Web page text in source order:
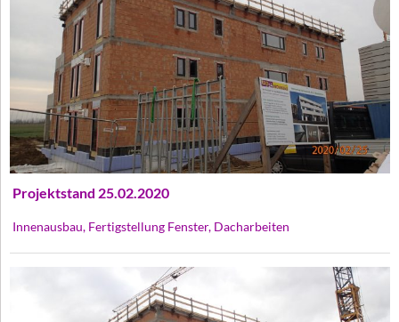
Projektstand 25.02.2020
Innenausbau, Fertigstellung Fenster, Dacharbeiten